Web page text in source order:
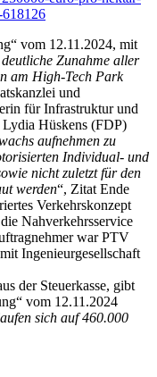
vom 12.11.2024, mit
Zunahme aller
am High-Tech Park
und
für Infrastruktur und
Hüskens (FDP)
aufnehmen zu
Individual- und
nicht zuletzt für den
werden“, Zitat Ende
Verkehrskonzept
Nahverkehrsservice
war PTV
Ingenieurgesellschaft
der Steuerkasse, gibt
vom 12.11.2024
sich auf 460.000